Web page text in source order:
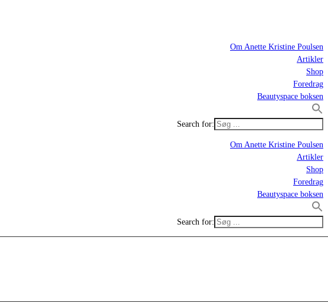
Om Anette Kristine Poulsen
Artikler
Shop
Foredrag
Beautyspace boksen
Search for:
Om Anette Kristine Poulsen
Artikler
Shop
Foredrag
Beautyspace boksen
Search for: